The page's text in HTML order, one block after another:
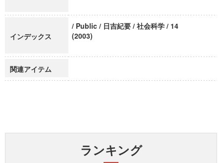
インデックス
/ Public / 日吉紀要 / 社会科学 / 14
(2003)
関連アイテム
ランキング